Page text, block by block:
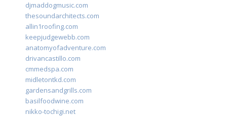
djmaddogmusic.com
thesoundarchitects.com
allin1roofing.com
keepjudgewebb.com
anatomyofadventure.com
drivancastillo.com
cmmedspa.com
midletontkd.com
gardensandgrills.com
basilfoodwine.com
nikko-tochigi.net